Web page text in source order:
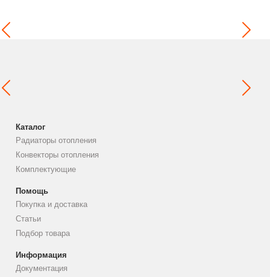
Каталог
Радиаторы отопления
Конвекторы отопления
Комплектующие
Помощь
Покупка и доставка
Статьи
Подбор товара
Информация
Документация